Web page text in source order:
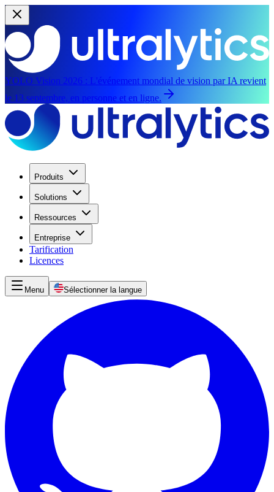
YOLO Vision 2026 : L'événement mondial de vision par IA revient
le 13 septembre, en personne et en ligne.
Produits
Solutions
Ressources
Entreprise
Tarification
Licences
Menu Sélectionner la langue